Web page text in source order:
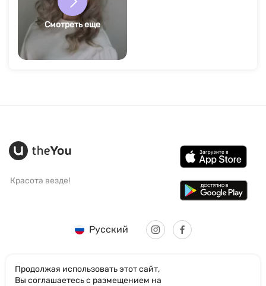
Смотреть еще
Красота везде!
Русский
Продолжая использовать этот сайт,
Вы соглашаетесь с размещением на